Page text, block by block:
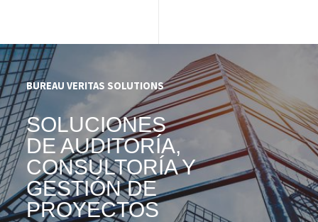
BUREAU VERITAS SOLUTIONS
SOLUCIONES
DE AUDITORÍA,
CONSULTORÍA Y
GESTIÓN DE
PROYECTOS